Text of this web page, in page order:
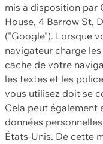
mis à disposition par
House, 4 Barrow St,
("Google"). Lorsque
navigateur charge
cache de votre
les textes et les
vous utilisez doit se
Cela peut également
données
États-Unis. De cette